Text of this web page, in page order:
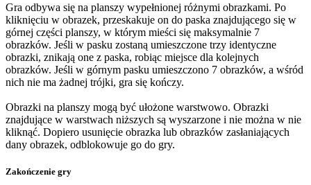
Gra odbywa się na planszy wypełnionej różnymi obrazkami. Po
kliknięciu w obrazek, przeskakuje on do paska znajdującego się w
górnej części planszy, w którym mieści się maksymalnie 7
obrazków. Jeśli w pasku zostaną umieszczone trzy identyczne
obrazki, znikają one z paska, robiąc miejsce dla kolejnych
obrazków. Jeśli w górnym pasku umieszczono 7 obrazków, a wśród
nich nie ma żadnej trójki, gra się kończy.
Obrazki na planszy mogą być ułożone warstwowo. Obrazki
znajdujące w warstwach niższych są wyszarzone i nie można w nie
kliknąć. Dopiero usunięcie obrazka lub obrazków zasłaniających
dany obrazek, odblokowuje go do gry.
Zakończenie gry